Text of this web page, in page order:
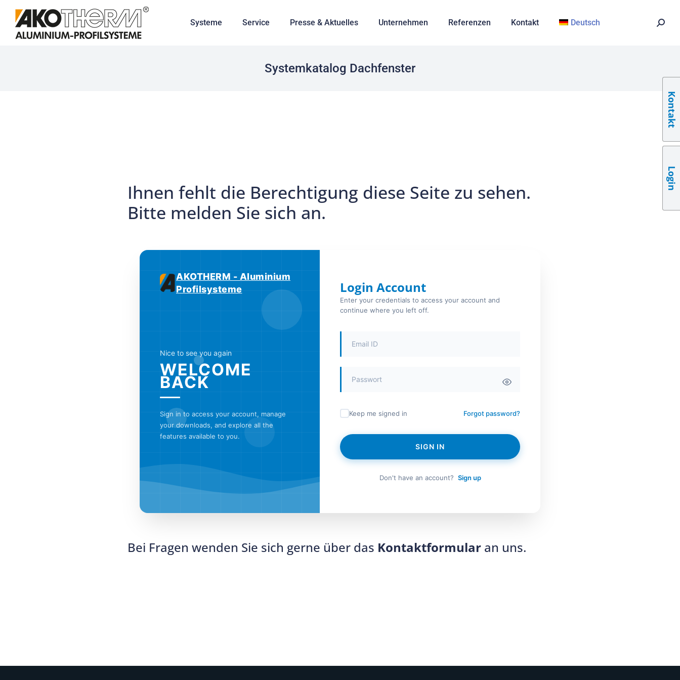
Systeme Service Presse & Aktuelles Unternehmen Referenzen Kontakt Deutsch
Systemkatalog Dachfenster
Ihnen fehlt die Berechtigung diese Seite zu sehen.
Bitte melden Sie sich an.
AKOTHERM - Aluminium
Profilsysteme
Nice to see you again
WELCOME
BACK
Sign in to access your account, manage
your downloads, and explore all the
features available to you.
Login Account
Enter your credentials to access your account and
continue where you left off.
Keep me signed in Forgot password?
SIGN IN
Don't have an account? Sign up
Bei Fragen wenden Sie sich gerne über das Kontaktformular an uns.
Kontakt
Login